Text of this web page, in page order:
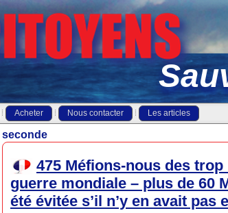
Acheter Nous contacter Les articles
seconde
475 Méfions-nous des
guerre mondiale – plus de 60
été évitée s’il n’y en avait pas